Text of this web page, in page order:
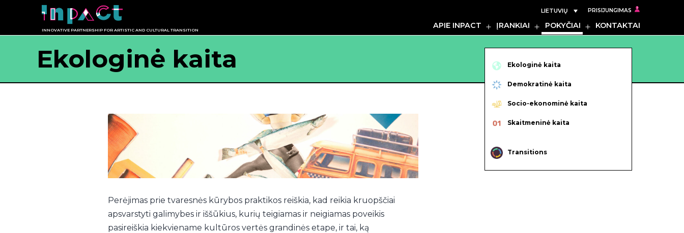
turinio
INNOVATIVE PARTNERSHIP FOR ARTISTIC AND CULTURAL TRANSITION
LIETUVIŲ PRISIJUNGIMAS
APIE INPACT
Rodyti
meniu
ĮRANKIAI
Rodyti
meniu
POKYČIAI
Rodyti
meniu
KONTAKTAI
Ekologinė kaita
Perėjimas prie tvaresnės kūrybos praktikos reiškia, kad reikia kruopščiai
apsvarstyti galimybes ir iššūkius, kurių teigiamas ir neigiamas poveikis
pasireiškia kiekviename kultūros vertės grandinės etape, ir tai, ką
Ekologinė kaita
Demokratinė kaita
Socio-ekonominė kaita
Skaitmeninė kaita
Transitions